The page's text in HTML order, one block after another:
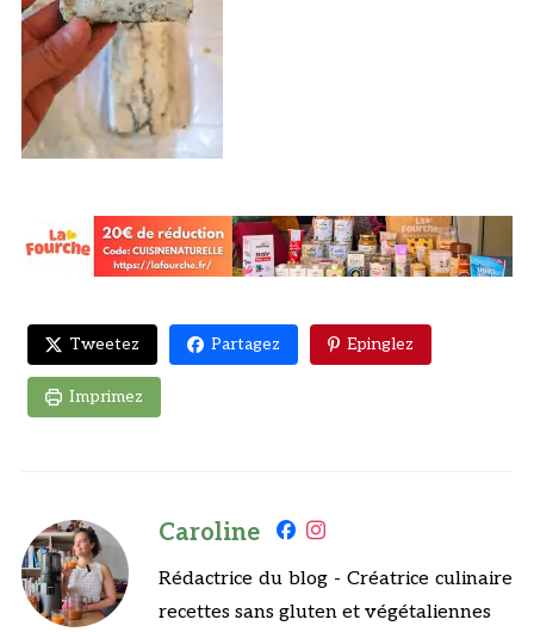
Tweetez Partagez Epinglez
Imprimez
Caroline
Rédactrice du blog - Créatrice culinaire
recettes sans gluten et végétaliennes